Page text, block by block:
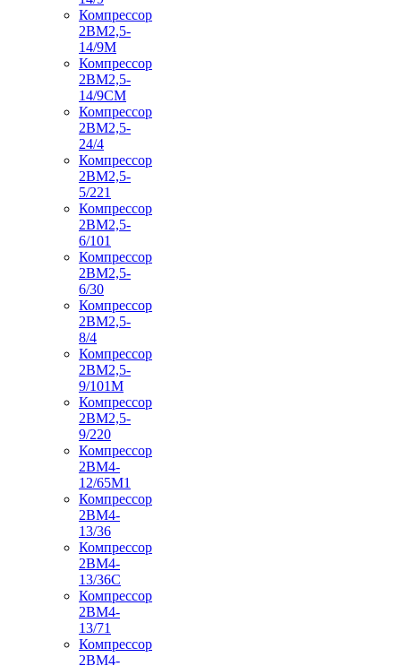
Компрессор
2ВМ2,5-
14/9М
Компрессор
2ВМ2,5-
14/9СМ
Компрессор
2ВМ2,5-
24/4
Компрессор
2ВМ2,5-
5/221
Компрессор
2ВМ2,5-
6/101
Компрессор
2ВМ2,5-
6/30
Компрессор
2ВМ2,5-
8/4
Компрессор
2ВМ2,5-
9/101М
Компрессор
2ВМ2,5-
9/220
Компрессор
2ВМ4-
12/65М1
Компрессор
2ВМ4-
13/36
Компрессор
2ВМ4-
13/36С
Компрессор
2ВМ4-
13/71
Компрессор
2ВМ4-